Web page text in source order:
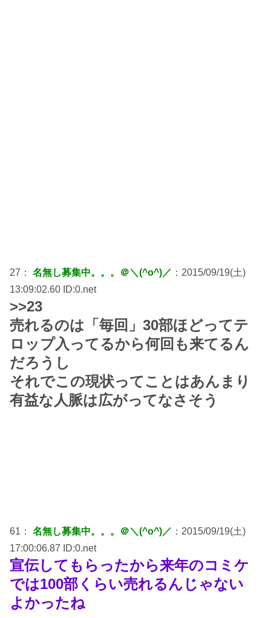
27： 名無し募集中。。。＠＼(^o^)／ ：2015/09/19(土)
13:09:02.60 ID:0.net
>>23
売れるのは「毎回」30部ほどってテ
ロップ入ってるから何回も来てるん
だろうし
それでこの現状ってことはあんまり
有益な人脈は広がってなさそう
61： 名無し募集中。。。＠＼(^o^)／ ：2015/09/19(土)
17:00:06.87 ID:0.net
宣伝してもらったから来年のコミケ
では100部くらい売れるんじゃない
よかったね